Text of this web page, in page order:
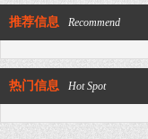
推荐信息 Recommend
热门信息 Hot Spot